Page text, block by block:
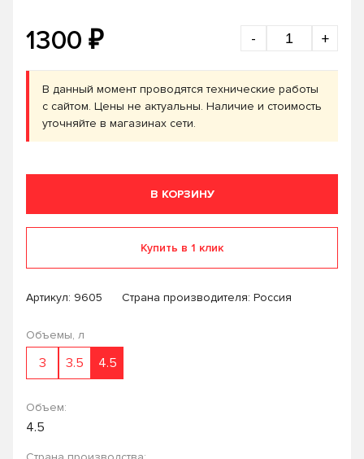
1300 ₽ - +
В данный момент проводятся технические работы
с сайтом. Цены не актуальны. Наличие и стоимость
уточняйте в магазинах сети.
В КОРЗИНУ
Купить в 1 клик
Артикул: 9605 Страна производителя: Россия
Объемы, л
3 3.5 4.5
Объем:
4.5